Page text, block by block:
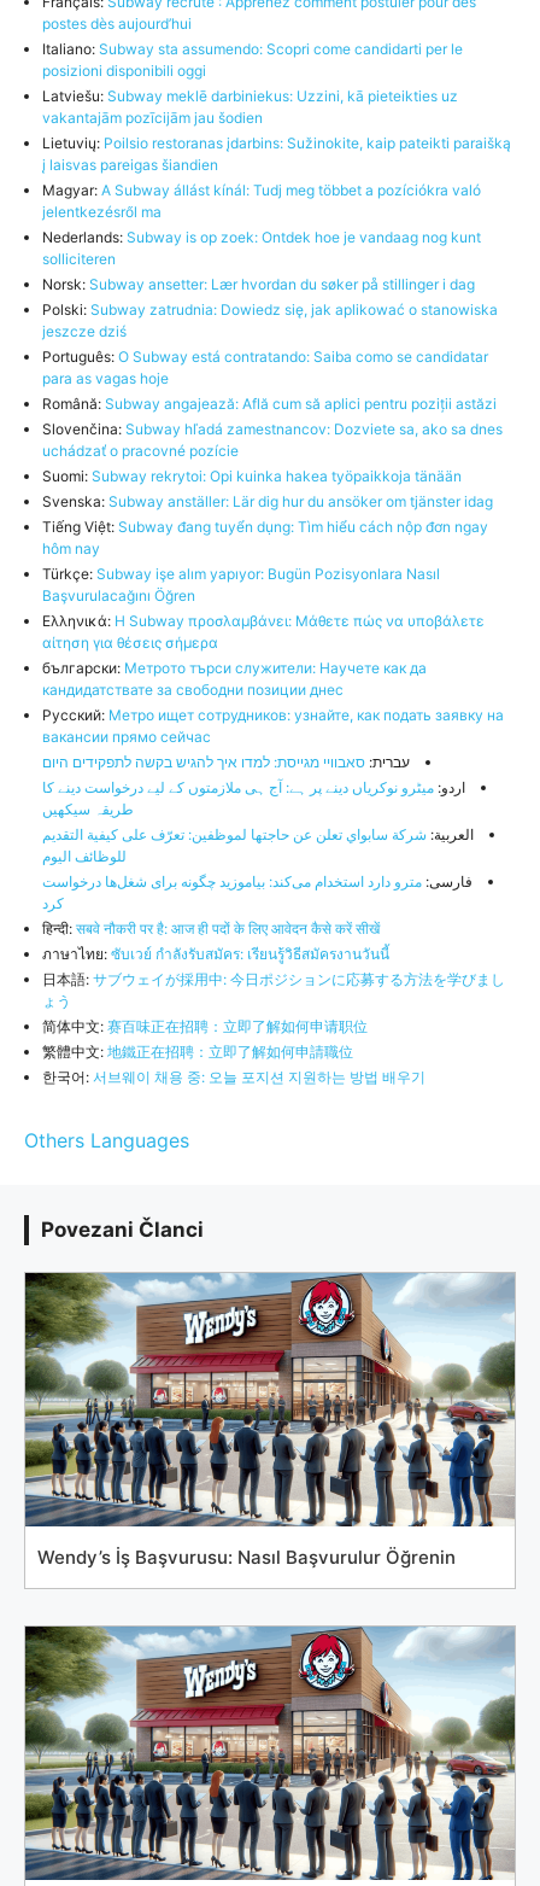
postes dès aujourd’hui
Italiano: Subway sta assumendo: Scopri come candidarti per le
posizioni disponibili oggi
Latviešu: Subway meklē darbiniekus: Uzzini, kā pieteikties uz
vakantajām pozīcijām jau šodien
Lietuvių: Poilsio restoranas įdarbins: Sužinokite, kaip pateikti paraišką
į laisvas pareigas šiandien
Magyar: A Subway állást kínál: Tudj meg többet a pozíciókra való
jelentkezésről ma
Nederlands: Subway is op zoek: Ontdek hoe je vandaag nog kunt
solliciteren
Norsk: Subway ansetter: Lær hvordan du søker på stillinger i dag
Polski: Subway zatrudnia: Dowiedz się, jak aplikować o stanowiska
jeszcze dziś
Português: O Subway está contratando: Saiba como se candidatar
para as vagas hoje
Română: Subway angajează: Află cum să aplici pentru poziții astăzi
Slovenčina: Subway hľadá zamestnancov: Dozviete sa, ako sa dnes
uchádzať o pracovné pozície
Suomi: Subway rekrytoi: Opi kuinka hakea työpaikkoja tänään
Svenska: Subway anställer: Lär dig hur du ansöker om tjänster idag
Tiếng Việt: Subway đang tuyển dụng: Tìm hiểu cách nộp đơn ngay
hôm nay
Türkçe: Subway işe alım yapıyor: Bugün Pozisyonlara Nasıl
Başvurulacağını Öğren
Ελληνικά: Η Subway προσλαμβάνει: Μάθετε πώς να υποβάλετε
αίτηση για θέσεις σήμερα
български: Метрото търси служители: Научете как да
кандидатствате за свободни позиции днес
Русский: Метро ищет сотрудников: узнайте, как подать заявку на
вакансии прямо сейчас
עברית: סאבוויי מגייסת: למדו איך להגיש בקשה לתפקידים היום
اردو: میٹرو نوکریاں دینے پر ہے: آج ہی ملازمتوں کے لیے درخواست دینے کا
طریقہ سیکھیں
العربية: شركة سابواي تعلن عن حاجتها لموظفين: تعرّف على كيفية التقديم
للوظائف اليوم
فارسی: مترو دارد استخدام می‌کند: بیاموزید چگونه برای شغل‌ها درخواست
کرد
हिन्दी: सबवे नौकरी पर है: आज ही पदों के लिए आवेदन कैसे करें सीखें
ภาษาไทย: ซับเวย์ กำลังรับสมัคร: เรียนรู้วิธีสมัครงานวันนี้
日本語: サブウェイが採用中: 今日ポジションに応募する方法を学びまし
ょう
简体中文: 赛百味正在招聘：立即了解如何申请职位
繁體中文: 地鐵正在招聘：立即了解如何申請職位
한국어: 서브웨이 채용 중: 오늘 포지션 지원하는 방법 배우기
Others Languages
Povezani Članci
Wendy’s İş Başvurusu: Nasıl Başvurulur Öğrenin